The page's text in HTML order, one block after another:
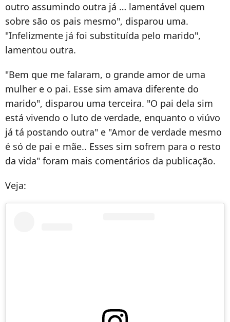
outro assumindo outra já … lamentável quem
sobre são os pais mesmo", disparou uma.
"Infelizmente já foi substituída pelo marido",
lamentou outra.
"Bem que me falaram, o grande amor de uma
mulher e o pai. Esse sim amava diferente do
marido", disparou uma terceira. "O pai dela sim
está vivendo o luto de verdade, enquanto o viúvo
já tá postando outra" e "Amor de verdade mesmo
é só de pai e mãe.. Esses sim sofrem para o resto
da vida" foram mais comentários da publicação.
Veja: